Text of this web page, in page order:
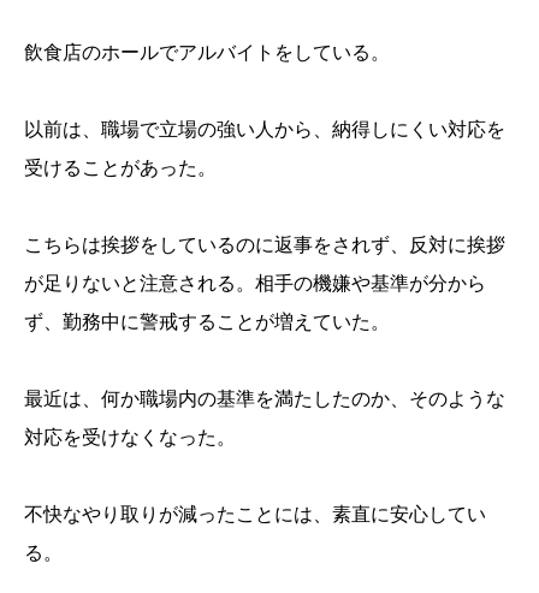
飲食店のホールでアルバイトをしている。
以前は、職場で立場の強い人から、納得しにくい対応を
受けることがあった。
こちらは挨拶をしているのに返事をされず、反対に挨拶
が足りないと注意される。相手の機嫌や基準が分から
ず、勤務中に警戒することが増えていた。
最近は、何か職場内の基準を満たしたのか、そのような
対応を受けなくなった。
不快なやり取りが減ったことには、素直に安心してい
る。